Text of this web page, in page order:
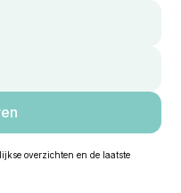
overzichten en de laatste